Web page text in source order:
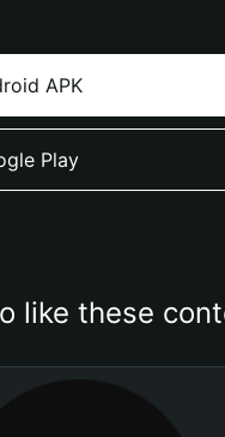
APK
Play
like these